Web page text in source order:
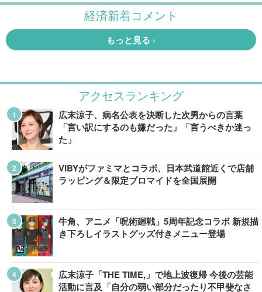
アクセスランキング
広末涼子、病名公表を決断した次男からの言葉
「言い訳にするのも嫌だった」「言うべきか迷っ
た」
VIBYがファミマとコラボ、日本武道館近くで店舗
ラッピング＆限定ブロマイドを全国展開
牛角、アニメ「呪術廻戦」5周年記念コラボ 新規描
き下ろしイラストグッズ付きメニュー登場
広末涼子「THE TIME,」で地上波復帰 今後の芸能
活動に言及「自分の弱い部分だったり不甲斐なさ